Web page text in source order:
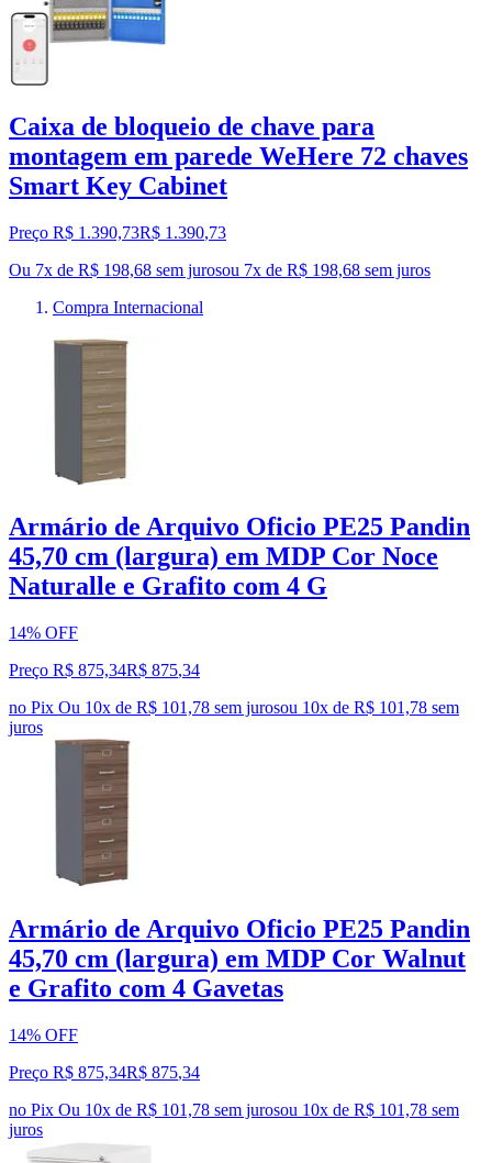
Caixa de bloqueio de chave para
montagem em parede WeHere 72 chaves
Smart Key Cabinet
Preço R$ 1.390,73R$ 1.390,73
Ou 7x de R$ 198,68 sem jurosou 7x de R$ 198,68 sem juros
Compra Internacional
Armário de Arquivo Oficio PE25 Pandin
45,70 cm (largura) em MDP Cor Noce
Naturalle e Grafito com 4 G
14% OFF
Preço R$ 875,34R$ 875,34
no Pix Ou 10x de R$ 101,78 sem jurosou 10x de R$ 101,78 sem
juros
Armário de Arquivo Oficio PE25 Pandin
45,70 cm (largura) em MDP Cor Walnut
e Grafito com 4 Gavetas
14% OFF
Preço R$ 875,34R$ 875,34
no Pix Ou 10x de R$ 101,78 sem jurosou 10x de R$ 101,78 sem
juros